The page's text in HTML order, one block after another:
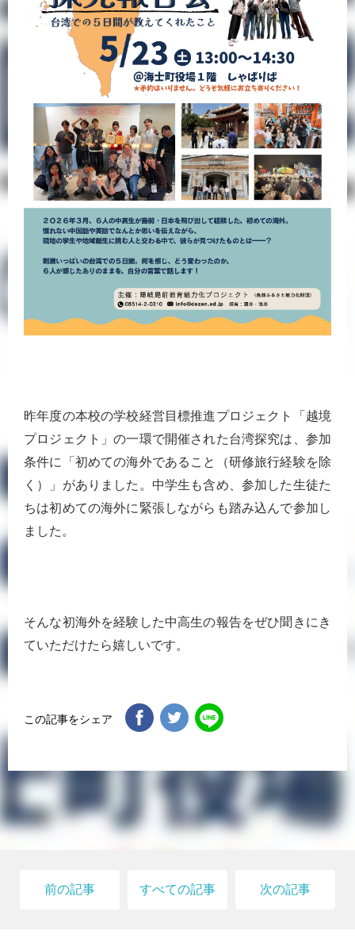
昨年度の本校の学校経営目標推進プロジェクト「越境
プロジェクト」の一環で開催された台湾探究は、参加
条件に「初めての海外であること（研修旅行経験を除
く）」がありました。中学生も含め、参加した生徒た
ちは初めての海外に緊張しながらも踏み込んで参加し
ました。
そんな初海外を経験した中高生の報告をぜひ聞きにき
ていただけたら嬉しいです。
この記事をシェア
前の記事 すべての記事 次の記事